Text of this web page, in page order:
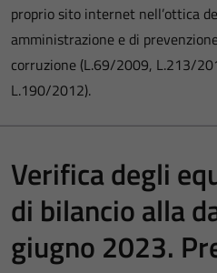
proprio sito internet nell’ottica
amministrazione e di
corruzione (L.69/2009, L.213/
L.190/2012).
Verifica degli
di bilancio alla
giugno 2023.